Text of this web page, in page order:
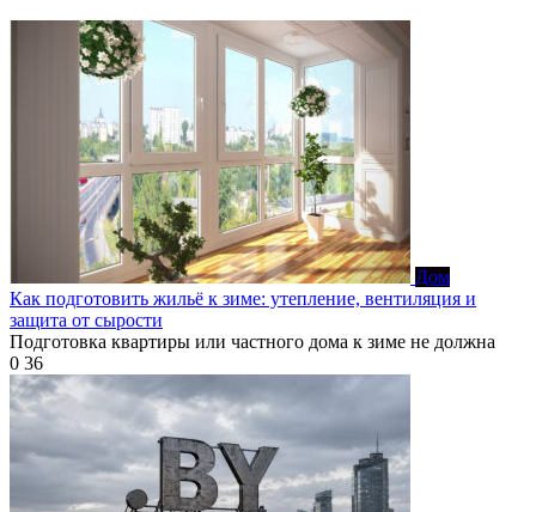
Дом
Как подготовить жильё к зиме: утепление, вентиляция и
защита от сырости
Подготовка квартиры или частного дома к зиме не должна
0 36